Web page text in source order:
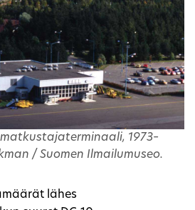
1973–
/ Suomen Ilmailumuseo.
lähes